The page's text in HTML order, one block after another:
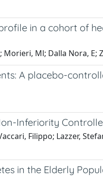
in a cohort of
Ml; Dalla Nora, E;
A placebo-
Inferiority
Filippo; Lazzer,
in the Elderly